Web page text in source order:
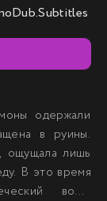
одержали
в руины.
ощущала лишь
В это время
воин,